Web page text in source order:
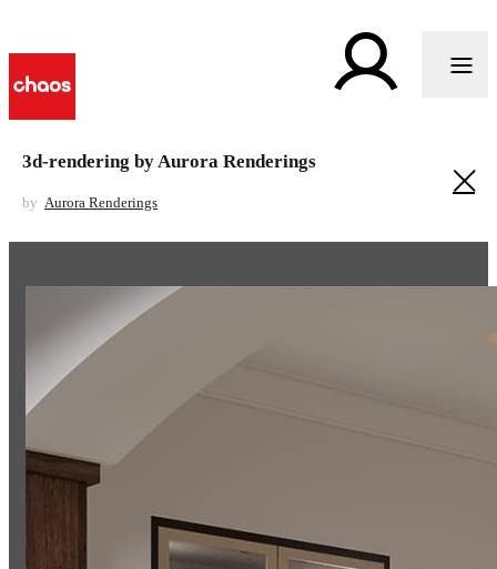
3d-rendering by Aurora Renderings
by Aurora Renderings